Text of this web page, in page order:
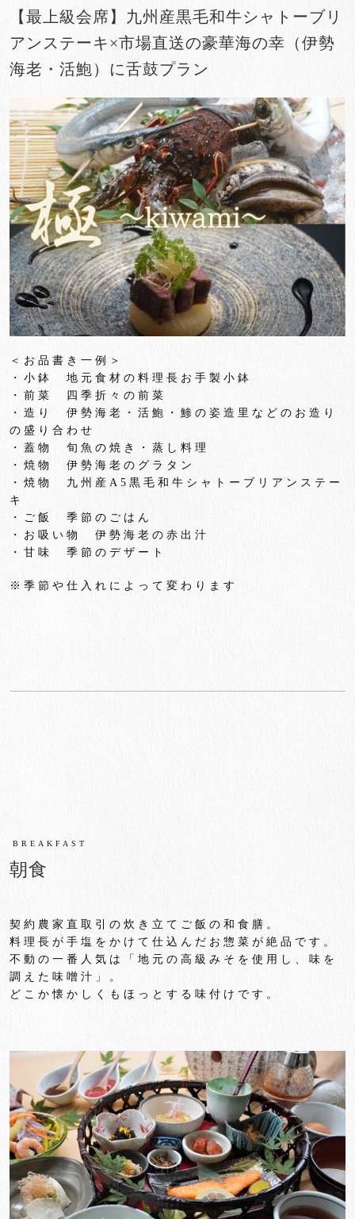
【最上級会席】九州産黒毛和牛シャトーブリ
アンステーキ×市場直送の豪華海の幸（伊勢
海老・活鮑）に舌鼓プラン
＜お品書き一例＞
・小鉢 地元食材の料理長お手製小鉢
・前菜 四季折々の前菜
・造り 伊勢海老・活鮑・鯵の姿造里などのお造り
の盛り合わせ
・蓋物 旬魚の焼き・蒸し料理
・焼物 伊勢海老のグラタン
・焼物 九州産 A5 黒毛和牛シャトーブリアンステー
キ
・ご飯 季節のごはん
・お吸い物 伊勢海老の赤出汁
・甘味 季節のデザート
※季節や仕入れによって変わります
BREAKFAST
朝食
契約農家直取引の炊き立てご飯の和食膳。
料理長が手塩をかけて仕込んだお惣菜が絶品です。
不動の一番人気は「地元の高級みそを使用し、味を
調えた味噌汁」。
どこか懐かしくもほっとする味付けです。